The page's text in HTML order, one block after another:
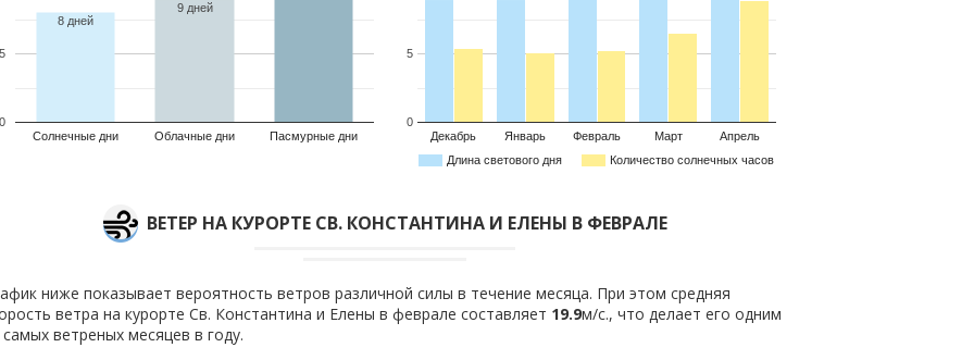
Солнечные дни Облачные дни Пасмурные дни
0
5
8 дней
9 дней
Длина светового дня Количество солнечных часов
Декабрь Январь Февраль Март Апрель
0
5
ВЕТЕР НА КУРОРТЕ СВ. КОНСТАНТИНА И ЕЛЕНЫ В ФЕВРАЛЕ
ниже показывает вероятность ветров различной силы в течение месяца. При этом средняя
ветра на курорте Св. Константина и Елены в феврале составляет 19.9м/с., что делает его одним
самых ветреных месяцев в году.